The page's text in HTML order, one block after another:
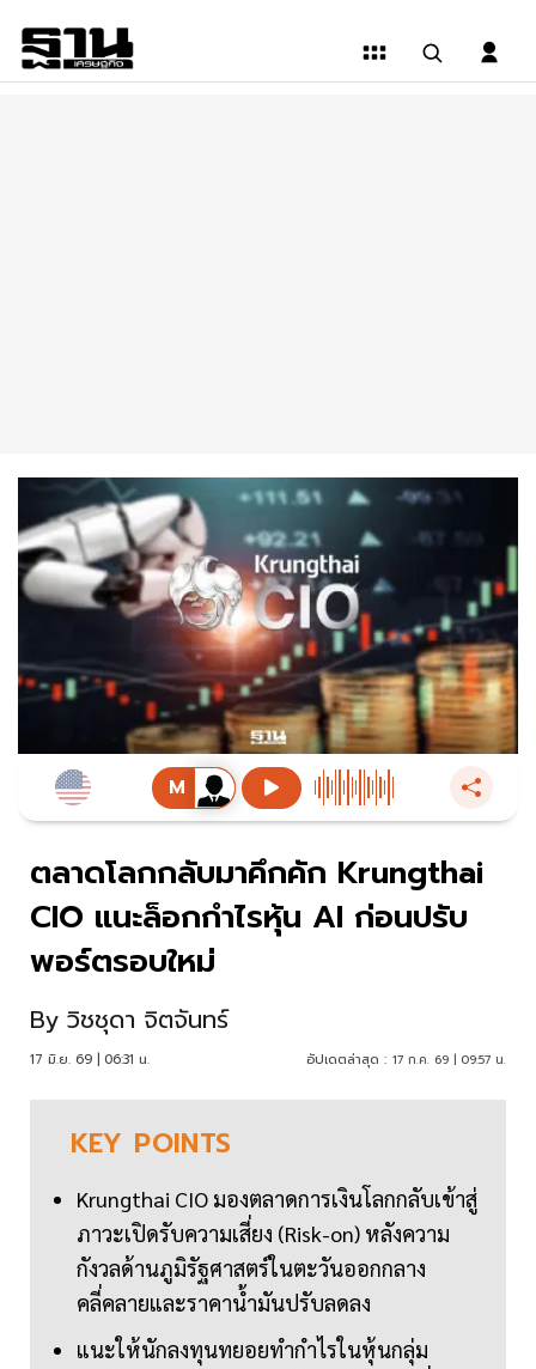
ตลาดโลกกลับมาคึกคัก Krungthai
CIO แนะล็อกกำไรหุ้น AI ก่อนปรับ
พอร์ตรอบใหม่
By วิชชุดา จิตจันทร์
17 มิ.ย. 69 | 06:31 น. อัปเดตล่าสุด : 17 ก.ค. 69 | 09:57 น.
KEY POINTS
Krungthai CIO มองตลาดการเงินโลกกลับเข้าสู่
ภาวะเปิดรับความเสี่ยง (Risk-on) หลังความ
กังวลด้านภูมิรัฐศาสตร์ในตะวันออกกลาง
คลี่คลายและราคาน้ำมันปรับลดลง
แนะให้นักลงทุนทยอยทำกำไรในหุ้นกลุ่ม